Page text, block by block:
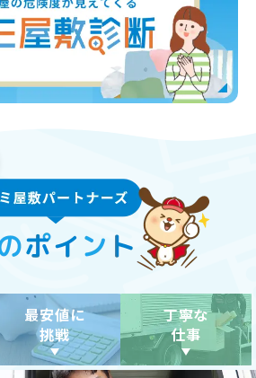
最安値に
挑戦
丁寧な
仕事